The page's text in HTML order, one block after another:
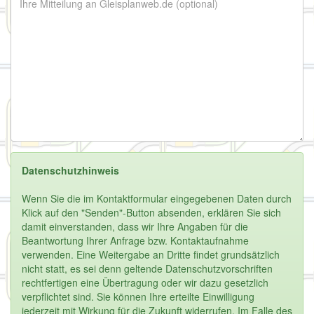
Datenschutzhinweis
Wenn Sie die im Kontaktformular eingegebenen Daten durch
Klick auf den "Senden"-Button absenden, erklären Sie sich
damit einverstanden, dass wir Ihre Angaben für die
Beantwortung Ihrer Anfrage bzw. Kontaktaufnahme
verwenden. Eine Weitergabe an Dritte findet grundsätzlich
nicht statt, es sei denn geltende Datenschutzvorschriften
rechtfertigen eine Übertragung oder wir dazu gesetzlich
verpflichtet sind. Sie können Ihre erteilte Einwilligung
jederzeit mit Wirkung für die Zukunft widerrufen. Im Falle des